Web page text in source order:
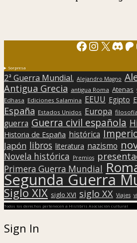
Facebook
X
Sorpresa
2ª Guerra Mundial. Alejandro Magno
Antigua Grecia antigua Roma Atenas
Edhasa Ediciones Salamina EEUU Egipto
España Estados Unidos Europa filosofía
guerra Guerra civil española
Historia de España histórica
Japón libros literatura nazismo
Novela histórica Premios
Primera Guerra Mundial
Segunda Guerra
Siglo XIX siglo XVI siglo XX Viajes
Todos los derechos pertenecen a Hislibris Asociación cultural
Sign In